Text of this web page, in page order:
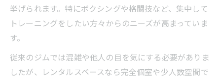
挙げられます。特にボクシングや格闘技など、集中して
トレーニングをしたい方々からのニーズが高まっていま
す。
従来のジムでは混雑や他人の目を気にする必要がありま
したが、レンタルスペースなら完全個室や少人数空間で